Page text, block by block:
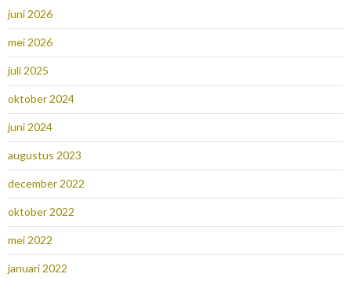
juni 2026
mei 2026
juli 2025
oktober 2024
juni 2024
augustus 2023
december 2022
oktober 2022
mei 2022
januari 2022